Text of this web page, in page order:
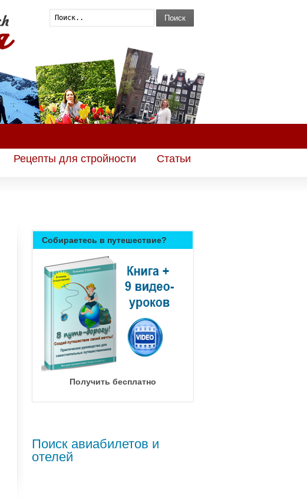
Поиск
Рецепты для стройности Статьи
Собираетесь в путешествие?
Получить бесплатно
Поиск авиабилетов и
отелей